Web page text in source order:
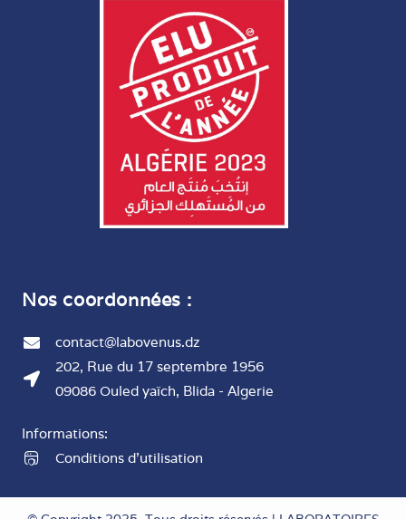
Nos coordonnées :
contact@labovenus.dz
202, Rue du 17 septembre 1956
09086 Ouled yaïch, Blida - Algerie
Informations:
Conditions d'utilisation